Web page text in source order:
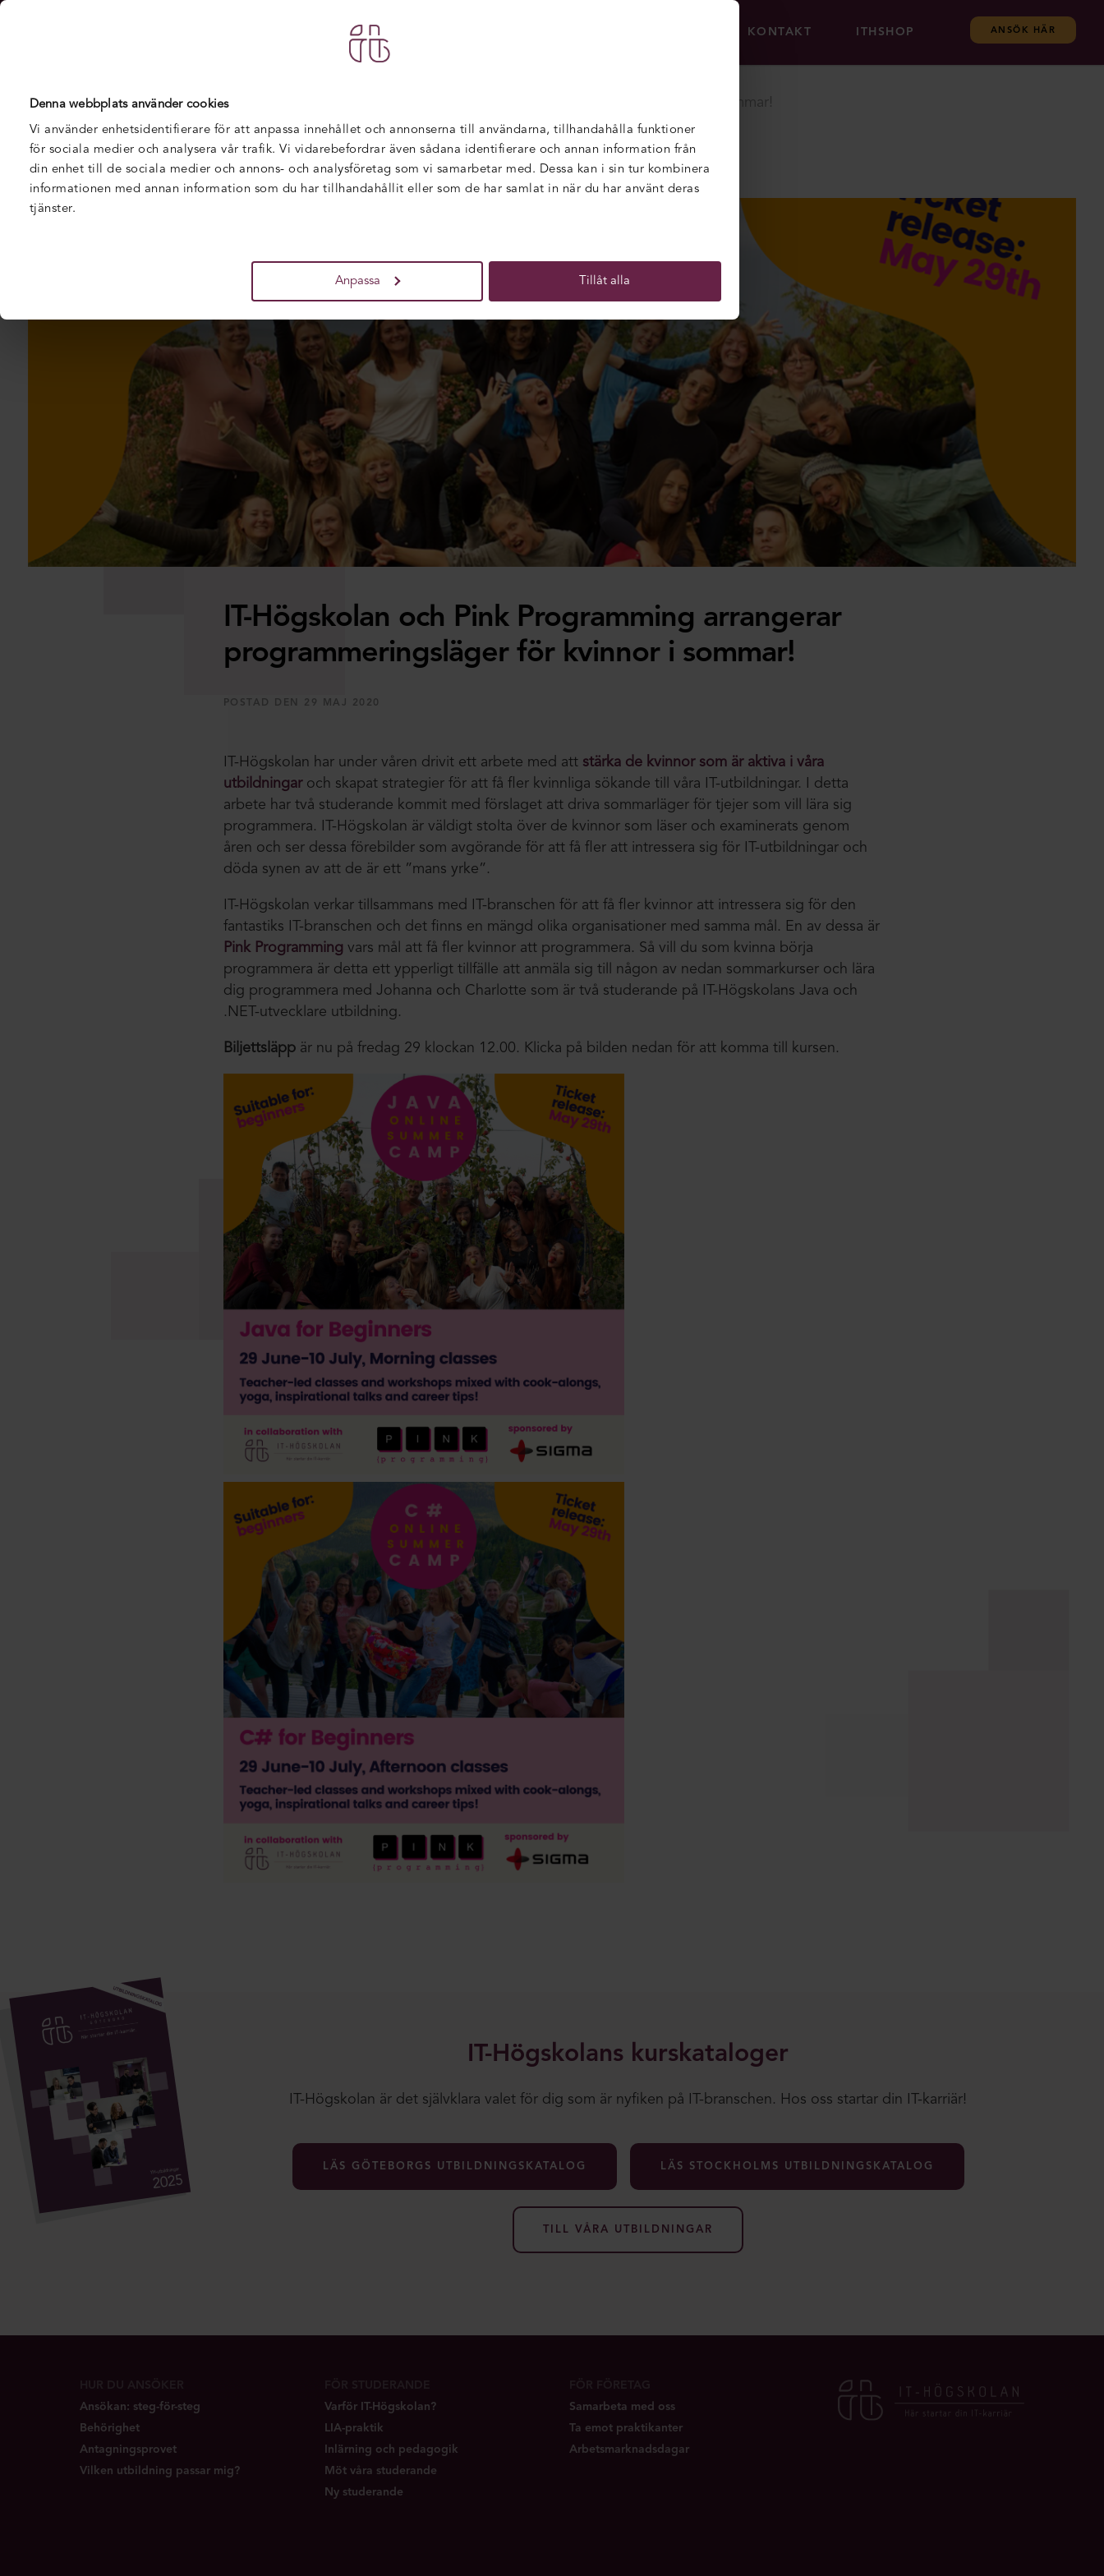
Denna webbplats använder cookies
Vi använder enhetsidentifierare för att anpassa innehållet och annonserna till användarna, tillhandahålla funktioner
för sociala medier och analysera vår trafik. Vi vidarebefordrar även sådana identifierare och annan information från
din enhet till de sociala medier och annons- och analysföretag som vi samarbetar med. Dessa kan i sin tur kombinera
informationen med annan information som du har tillhandahållit eller som de har samlat in när du har använt deras
tjänster.
Anpassa Tillåt alla
UTBILDNINGAR KONTAKT ITHSHOP ANSÖK HÄR
Hem / IT-Högskolan / IT-Högskolan och Pink Programming arrangerar programmeringsläger för kvinnor i sommar!
IT-Högskolan och Pink Programming arrangerar
programmeringsläger för kvinnor i sommar!
POSTAD DEN 29 MAJ 2020
IT-Högskolan har under våren drivit ett arbete med att stärka de kvinnor som är aktiva i våra
utbildningaroch skapat strategier för att få fler kvinnliga sökande till våra IT-utbildningar. I detta
arbete har två studerande kommit med förslaget att driva sommarläger för tjejer som vill lära sig
programmera. IT-Högskolan är väldigt stolta över de kvinnor som läser och examinerats genom
åren och ser dessa förebilder som avgörande för att få fler att intressera sig för IT-utbildningar och
döda synen av att de är ett ”mans yrke”.
IT-Högskolan verkar tillsammans med IT-branschen för att få fler kvinnor att intressera sig för den
fantastiks IT-branschen och det finns en mängd olika organisationer med samma mål. En av dessa är
Pink Programming vars mål att få fler kvinnor att programmera. Så vill du som kvinna börja
programmera är detta ett ypperligt tillfälle att anmäla sig till någon av nedan sommarkurser och lära
dig programmera med Johanna och Charlotte som är två studerande på IT-Högskolans Java och
.NET-utvecklare utbildning.
Biljettsläppär nu på fredag 29 klockan 12.00. Klicka på bilden nedan för att komma till kursen.
IT-Högskolans kurskataloger
IT-Högskolan är det självklara valet för dig som är nyfiken på IT-branschen. Hos oss startar din IT-karriär!
LÄS GÖTEBORGS UTBILDNINGSKATALOG LÄS STOCKHOLMS UTBILDNINGSKATALOG
TILL VÅRA UTBILDNINGAR
Ansökan: steg-för-steg
Behörighet
Antagningsprovet
Vilken utbildning passar mig?
Varför IT-Högskolan?
LIA-praktik
Inlärning och pedagogik
Möt våra studerande
Ny studerande
Samarbeta med oss
Ta emot praktikanter
Arbetsmarknadsdagar